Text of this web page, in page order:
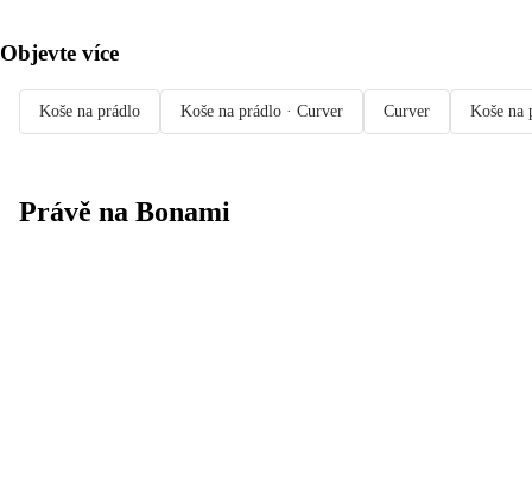
Objevte více
Koše na prádlo Koše na prádlo · Curver Curver Koše na
Právě na Bonami